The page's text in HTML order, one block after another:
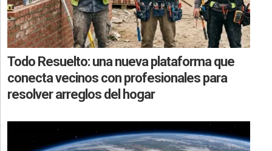
Todo Resuelto: una nueva plataforma que
conecta vecinos con profesionales para
resolver arreglos del hogar